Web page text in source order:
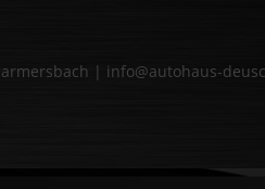
| info@autohaus-